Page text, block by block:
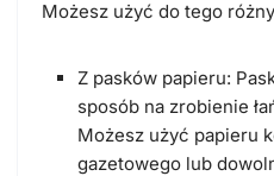
Możesz użyć do tego
Z pasków papieru:
sposób na zrobienie
Możesz użyć papieru
gazetowego lub